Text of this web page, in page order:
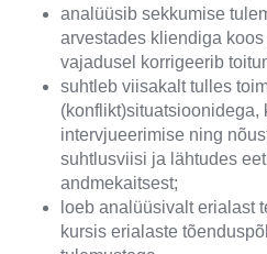
analüüsib sekkumise
arvestades kliendiga
vajadusel korrigeerib
suhtleb viisakalt tulles
(konflikt)situatsioonidega,
intervjueerimise ning
suhtlusviisi ja lähtudes
andmekaitsest;
loeb analüüsivalt erialast
kursis erialaste